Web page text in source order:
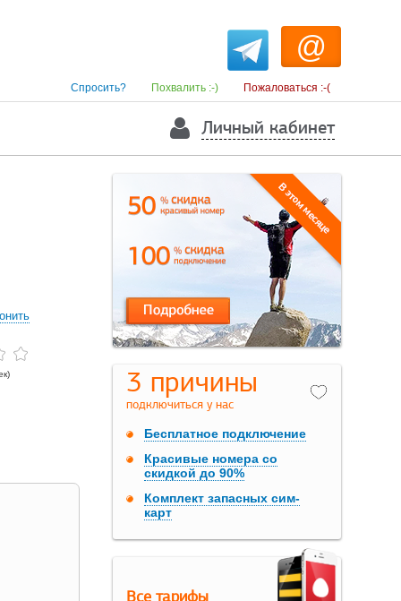
@
Спросить? Похвалить :-) Пожаловаться :-(
Личный кабинет
3 причины
подключиться у нас
Бесплатное подключение
Красивые номера со
скидкой до 90%
Комплект запасных сим-
карт
Все тарифы